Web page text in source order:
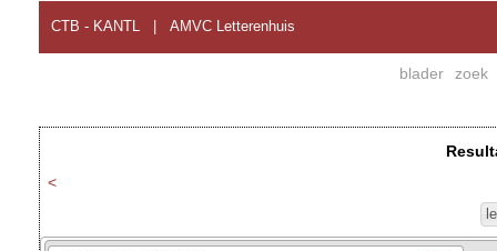
CTB - KANTL AMVC Letterenhuis
blader zoek
<